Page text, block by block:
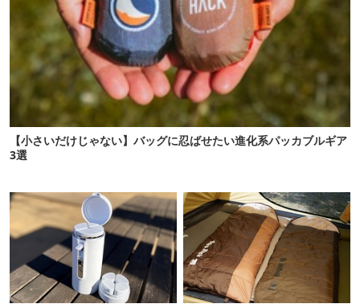
【小さいだけじゃない】バッグに忍ばせたい進化系パッカブルギア
3選